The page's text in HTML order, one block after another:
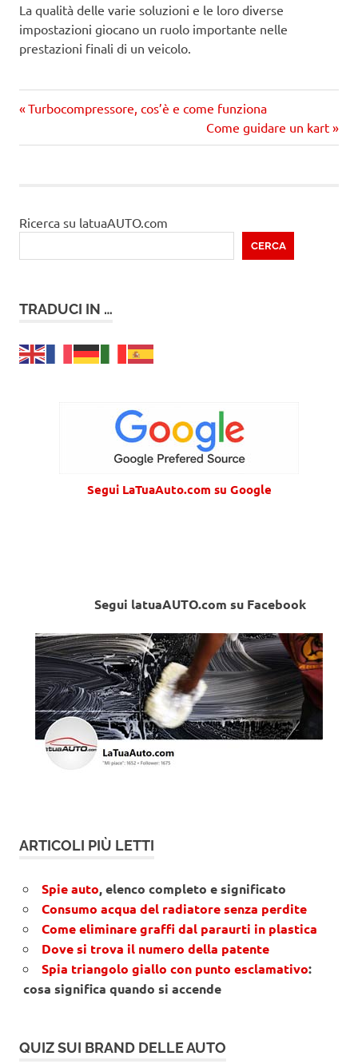
La qualità delle varie soluzioni e le loro diverse
impostazioni giocano un ruolo importante nelle
prestazioni finali di un veicolo.
Navigazione
articoli
Precedente
Turbocompressore, cos’è e come funziona
Prossimo
articolo
Come guidare un kart
Ricerca su latuaAUTO.com
CERCA
TRADUCI IN …
Segui LaTuaAuto.com su Google
Segui latuaAUTO.com su Facebook
ARTICOLI PIÙ LETTI
Spie auto, elenco completo e significato
Consumo acqua del radiatore senza perdite
Come eliminare graffi dal paraurti in plastica
Dove si trova il numero della patente
Spia triangolo giallo con punto esclamativo:
cosa significa quando si accende
QUIZ SUI BRAND DELLE AUTO